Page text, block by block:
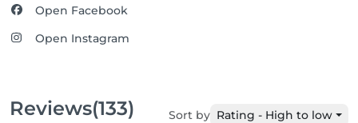
Open Facebook
Open Instagram
Reviews(133) Sort by Rating - High to low